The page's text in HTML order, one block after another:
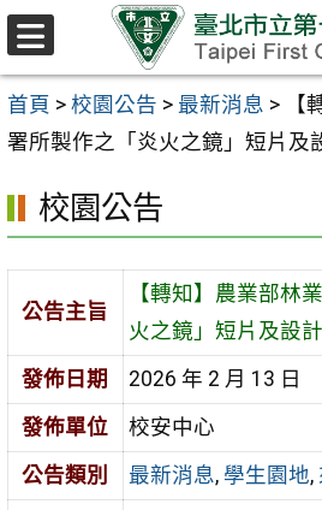
跳至主要內容區
首頁 > 校園公告 > 最新消息 >
【
署所製作之「炎火之鏡」短片及
校園公告
公告主旨
【轉知】農業部林
火之鏡」短片及設
發佈日期
2026 年 2 月 13 日
發佈單位
校安中心
公告類別
最新消息, 學生園地,
選
單